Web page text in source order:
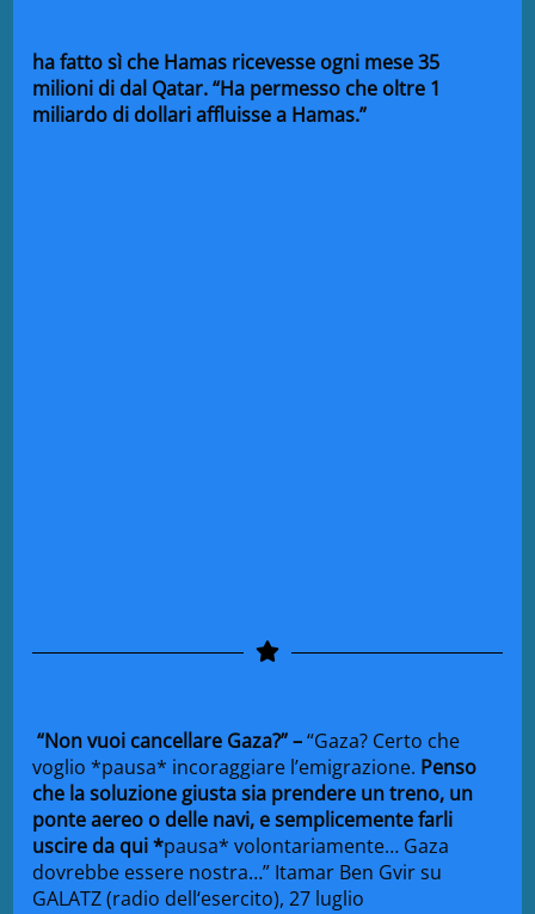
ha fatto sì che Hamas ricevesse ogni mese 35
milioni di dal Qatar. “Ha permesso che oltre 1
miliardo di dollari affluisse a Hamas.”
“Nonvuoi cancellare Gaza?” –“Gaza? Certo che
voglio *pausa* incoraggiare l’emigrazione. Penso
che lasoluzione giusta sia prendere un treno, un
ponteaereo o delle navi, e semplicementefarli
uscire da qui*pausa* volontariamente… Gaza
dovrebbe essere nostra…” Itamar Ben Gvir su
GALATZ (radio dell‘esercito),27 luglio